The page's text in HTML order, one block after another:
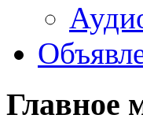
Главное